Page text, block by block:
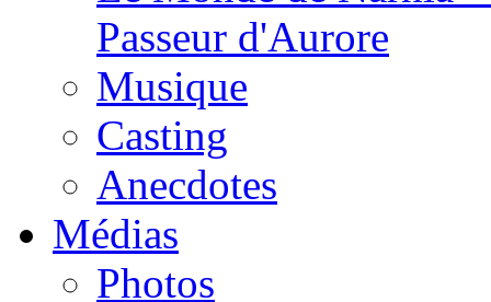
Passeur d'Aurore
Musique
Casting
Anecdotes
Médias
Photos